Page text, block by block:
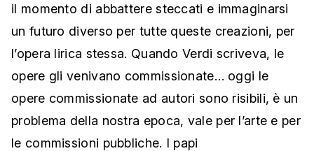
il momento di abbattere steccati e immaginarsi
un futuro diverso per tutte queste creazioni, per
l’opera lirica stessa. Quando Verdi scriveva, le
opere gli venivano commissionate… oggi le
opere commissionate ad autori sono risibili, è un
problema della nostra epoca, vale per l’arte e per
le commissioni pubbliche. I papi